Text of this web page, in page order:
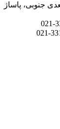
جنوبی، پاساژ